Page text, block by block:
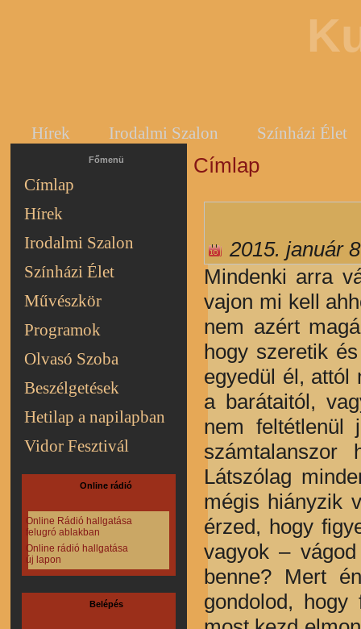
Hírek Irodalmi Szalon Színházi Élet
Főmenü
Címlap
Hírek
Irodalmi Szalon
Színházi Élet
Művészkör
Programok
Olvasó Szoba
Beszélgetések
Hetilap a napilapban
Vidor Fesztivál
Online rádió
Online Rádió hallgatása
felugró ablakban
Online rádió hallgatása
új lapon
Belépés
Jelenlegi hely
Címlap
2015. január
Mindenki arra
vajon mi kell
nem azért
hogy szeretik
egyedül él, attól
a barátaitól,
nem feltétlenül
Látszólag
mégis hiányzik
érzed, hogy
vagyok –
benne? Mert
gondolod,